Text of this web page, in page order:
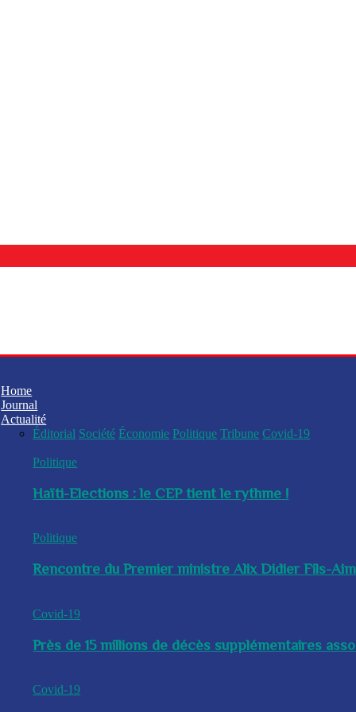
Home
Journal
Actualité
Éditorial Société Économie Politique Tribune Covid-19
Politique
Haïti-Elections : le CEP tient le rythme !
Politique
Rencontre du Premier ministre Alix Didier Fils-
Covid-19
Près de 15 millions de décès supplémentaires
Covid-19